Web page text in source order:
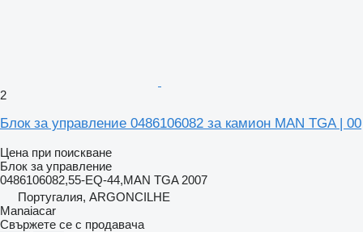
2
Блок за управление 0486106082 за камион MAN TGA | 00
Цена при поискване
Блок за управление
0486106082,55-EQ-44,MAN TGA 2007
Португалия, ARGONCILHE
Manaiacar
Свържете се с продавача